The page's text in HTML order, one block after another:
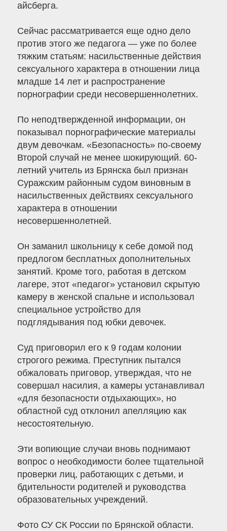
айсберга.
Сейчас рассматривается еще одно дело
против этого же педагога — уже по более
тяжким статьям: насильственные действия
сексуального характера в отношении лица
младше 14 лет и распространение
порнографии среди несовершеннолетних.
По неподтвержденной информации, он
показывал порнографические материалы
двум девочкам. «Безопасность» по-своему
Второй случай не менее шокирующий. 60-
летний учитель из Брянска был признан
Суражским районным судом виновным в
насильственных действиях сексуального
характера в отношении
несовершеннолетней.
Он заманил школьницу к себе домой под
предлогом бесплатных дополнительных
занятий. Кроме того, работая в детском
лагере, этот «педагог» установил скрытую
камеру в женской спальне и использовал
специальное устройство для
подглядывания под юбки девочек.
Суд приговорил его к 9 годам колонии
строгого режима. Преступник пытался
обжаловать приговор, утверждая, что не
совершал насилия, а камеры устанавливал
«для безопасности отдыхающих», но
областной суд отклонил апелляцию как
несостоятельную.
Эти вопиющие случаи вновь поднимают
вопрос о необходимости более тщательной
проверки лиц, работающих с детьми, и
бдительности родителей и руководства
образовательных учреждений.
Фото СУ СК России по Брянской области.